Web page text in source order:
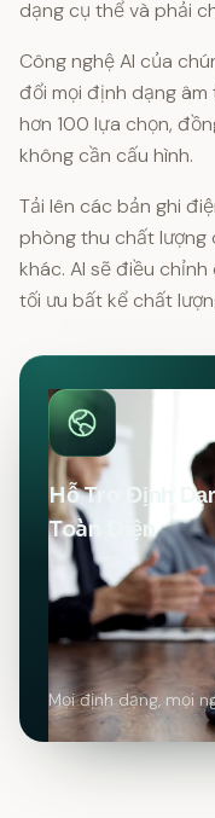
dạng cụ thể và phải
Công nghệ AI của
đổi mọi định dạng
hơn 100 lựa chọn,
không cần cấu hình.
Tải lên các bản ghi
phòng thu chất lượng
khác. AI sẽ điều
tối ưu bất kể chất
Hỗ Trợ Định
Toàn Diện
Mọi định dạng, mọi